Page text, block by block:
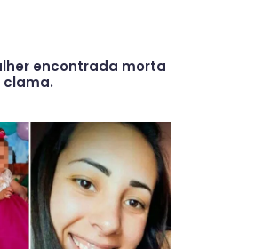
encontrada morta
clama.